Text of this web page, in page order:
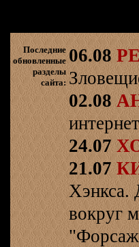
Последние
обновленные
разделы
сайта:
06.08
02.08
24.07
21.07
Хэнкса.
вокруг